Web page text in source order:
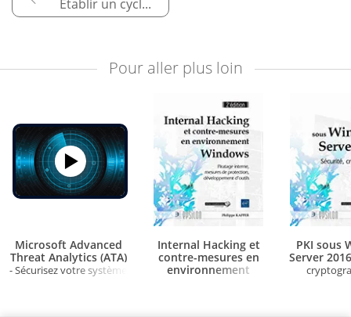
Établir un cycle de développement sécurisé
Pour aller plus loin
Microsoft Advanced
Threat Analytics (ATA)
- Sécurisez votre système
Internal Hacking et
contre-mesures en
environnement
PKI sous
Server